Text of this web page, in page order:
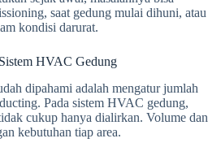
saat gedung mulai dihuni, atau
kondisi darurat.
HVAC Gedung
dipahami adalah mengatur jumlah
Pada sistem HVAC gedung,
cukup hanya dialirkan. Volume dan
kebutuhan tiap area.